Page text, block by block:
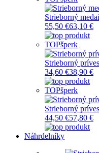
Strieborný
55,50 €63,10 €
TOPšperk
Strieborný
34,60 €38,90 €
TOPšperk
Strieborný
44,50 €57,80 €
Náhrdelníky